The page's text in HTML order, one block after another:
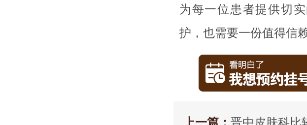
为每一位患者提供切
护，也需要一份值得信
上一篇： 晋中皮肤科比